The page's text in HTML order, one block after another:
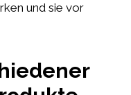
und sie vor